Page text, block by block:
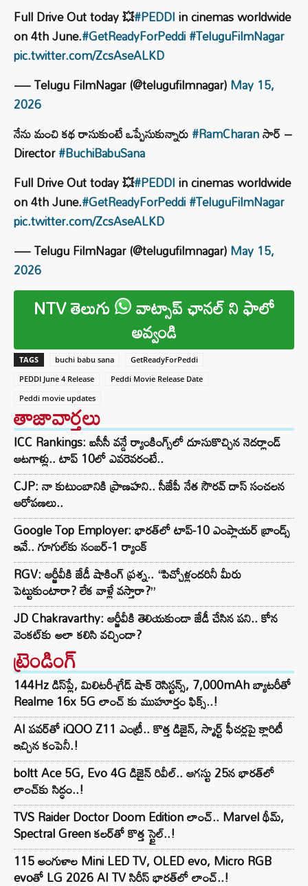
Full Drive Out today 💥#PEDDIin cinemas worldwide
on 4th June.#GetReadyForPeddi#TeluguFilmNagar
pic.twitter.com/ZcsAseALKD
— Telugu FilmNagar (@telugufilmnagar)May 15,
2026
నేను మంచి కథ రాసుకుంటే ఒప్పేసుకున్నారు#RamCharanసార్ –
Director#BuchiBabuSana
Full Drive Out today 💥#PEDDIin cinemas worldwide
on 4th June.#GetReadyForPeddi#TeluguFilmNagar
pic.twitter.com/ZcsAseALKD
— Telugu FilmNagar (@telugufilmnagar)May 15,
2026
NTV తెలుగు వాట్సాప్ ఛానల్ ని ఫాలో
అవ్వండి
TAGS buchi babu sana
GetReadyForPeddi
PEDDI June 4 Release
Peddi Movie Release Date
Peddi movie updates
తాజావార్తలు
ICC Rankings: ఐసీసీ వన్డే ర్యాంకింగ్స్‌లో దూసుకొచ్చిన నెదర్లాండ్
ఆటగాళ్లు.. టాప్ 10లో ఎవరెవరంటే..
CJP: నా కుటుంబానికి ప్రాణహని.. సీజేపీ నేత సౌరవ్ దాస్ సంచలన
ఆరోపణలు..
Google Top Employer: భారత్‌లో టాప్-10 ఎంప్లాయర్ బ్రాండ్స్
ఇవే.. గూగుల్‌కు నంబర్-1 ర్యాంక్
RGV: ఆర్జీవీకి జేడీ షాకింగ్ ప్రశ్న.. “పిచ్చోళ్లందరినీ మీరు
పెట్టుకుంటారా? లేక వాళ్లే వస్తారా?”
JD Chakravarthy: ఆర్జీవీకి తెలియకుండా జేడీ చేసిన పని.. కోన
వెంకట్‌కు అలా కలిసి వచ్చిందా?
ట్రెండింగ్‌
144Hz డిస్‌ప్లే, మిలిటరీ-గ్రేడ్ షాక్ రెసిస్టన్స్, 7,000mAh బ్యాటరీతో
Realme 16x 5G లాంచ్ కు ముహూర్తం ఫిక్స్..!
AI పవర్‌తో iQOO Z11 ఎంట్రీ.. కొత్త డిజైన్, స్మార్ట్ ఫీచర్లపై క్లారిటీ
ఇచ్చిన కంపెనీ.!
boltt Ace 5G, Evo 4G డిజైన్ రివీల్.. ఆగస్టు 25న భారత్‌లో
లాంచ్‌కు సిద్ధం..!
TVS Raider Doctor Doom Edition లాంచ్.. Marvel థీమ్,
Spectral Green కలర్‌తో కొత్త స్టైల్..!
115 అంగుళాల Mini LED TV, OLED evo, Micro RGB
evoతో LG 2026 AI TV సిరీస్ భారత్‌లో లాంచ్..!